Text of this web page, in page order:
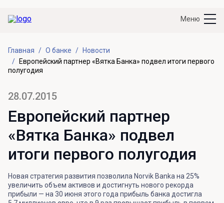
Меню
Главная О банке
Новости
Европейский партнер «Вятка Банка» подвел итоги первого
полугодия
28.07.2015
Европейский партнер
«Вятка Банка» подвел
итоги первого полугодия
Новая стратегия развития позволила Norvik Banka на 25%
увеличить объем активов и достигнуть нового рекорда
прибыли — на 30 июня этого года прибыль банка достигла